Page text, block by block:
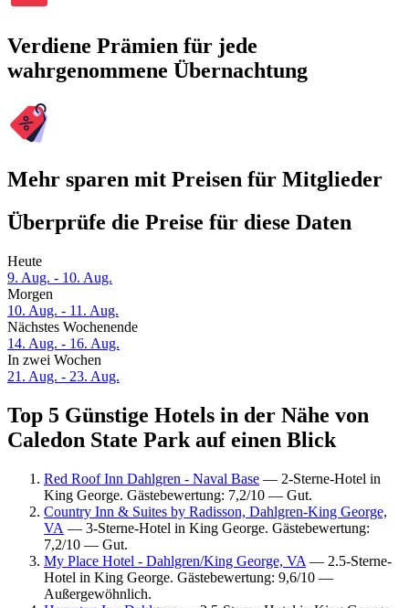
Verdiene Prämien für jede
wahrgenommene Übernachtung
Mehr sparen mit Preisen für Mitglieder
Überprüfe die Preise für diese Daten
Heute
9. Aug. - 10. Aug.
Morgen
10. Aug. - 11. Aug.
Nächstes Wochenende
14. Aug. - 16. Aug.
In zwei Wochen
21. Aug. - 23. Aug.
Top 5 Günstige Hotels in der Nähe von
Caledon State Park auf einen Blick
Red Roof Inn Dahlgren - Naval Base — 2-Sterne-Hotel in
King George. Gästebewertung: 7,2/10 — Gut.
Country Inn & Suites by Radisson, Dahlgren-King George,
VA — 3-Sterne-Hotel in King George. Gästebewertung:
7,2/10 — Gut.
My Place Hotel - Dahlgren/King George, VA — 2.5-Sterne-
Hotel in King George. Gästebewertung: 9,6/10 —
Außergewöhnlich.